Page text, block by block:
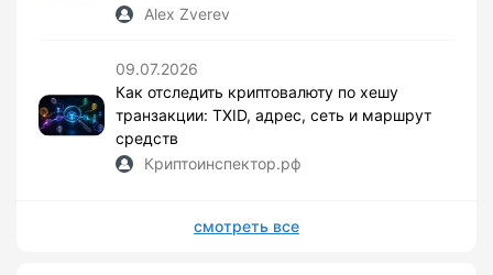
Alex Zverev
09.07.2026
Как отследить криптовалюту по хешу
транзакции: TXID, адрес, сеть и маршрут
средств
Криптоинспектор.рф
смотреть все